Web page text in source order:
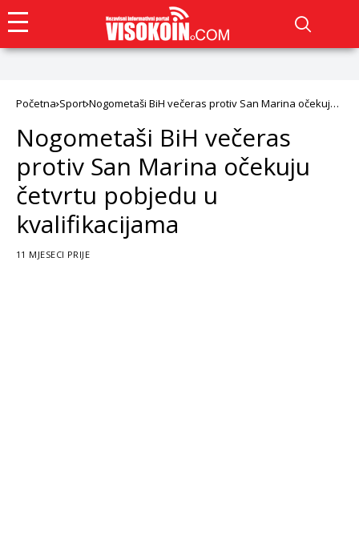
Početna Sport Nogometaši BiH večeras protiv San Marina očekuju
Nogometaši BiH večeras
protiv San Marina očekuju
četvrtu pobjedu u
kvalifikacijama
11 MJESECI PRIJE